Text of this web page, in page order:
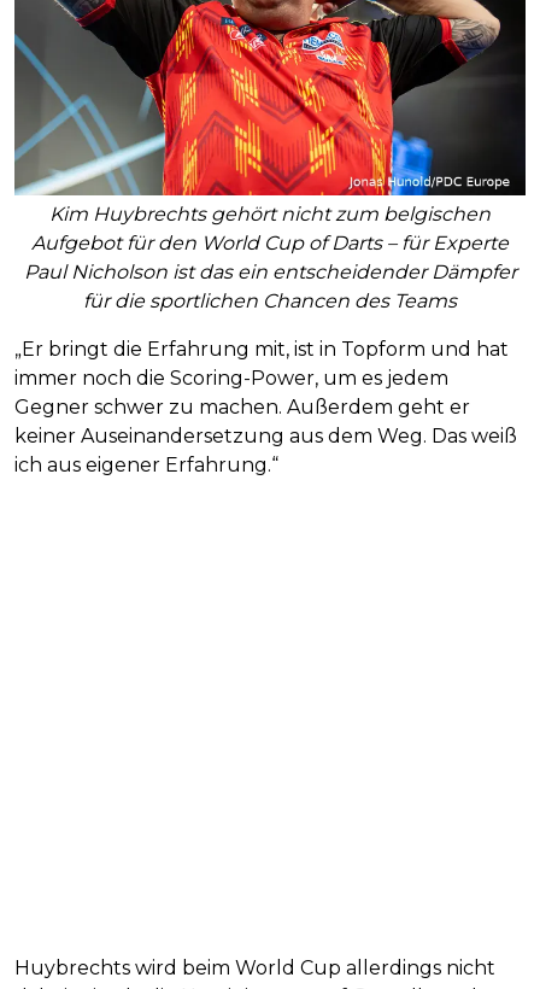
Kim Huybrechts gehört nicht zum belgischen
Aufgebot für den World Cup of Darts – für Experte
Paul Nicholson ist das ein entscheidender Dämpfer
für die sportlichen Chancen des Teams
„Er bringt die Erfahrung mit, ist in Topform und hat
immer noch die Scoring-Power, um es jedem
Gegner schwer zu machen. Außerdem geht er
keiner Auseinandersetzung aus dem Weg. Das weiß
ich aus eigener Erfahrung.“
Huybrechts wird beim World Cup allerdings nicht